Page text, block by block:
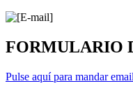
FORMULARIO
Pulse aquí para mandar email